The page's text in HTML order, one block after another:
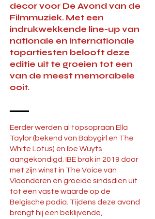
decor voor De Avond van de
Filmmuziek. Met een
indrukwekkende line-up van
nationale en internationale
topartiesten belooft deze
editie uit te groeien tot een
van de meest memorabele
ooit.
Eerder werden al topsopraan Ella
Taylor (bekend van Babygirl en The
White Lotus) en Ibe Wuyts
aangekondigd. IBE brak in 2019 door
met zijn winst in The Voice van
Vlaanderen en groeide sindsdien uit
tot een vaste waarde op de
Belgische podia. Tijdens deze avond
brengt hij een beklijvende,